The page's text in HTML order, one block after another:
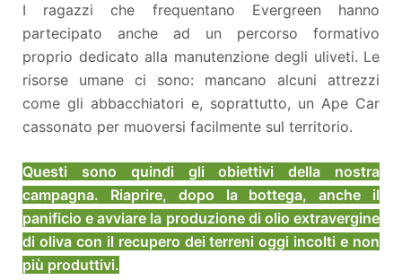
I ragazzi che frequentano Evergreen hanno
partecipato anche ad un percorso formativo
proprio dedicato alla manutenzione degli uliveti. Le
risorse umane ci sono: mancano alcuni attrezzi
come gli abbacchiatori e, soprattutto, un Ape Car
cassonato per muoversi facilmente sul territorio.
Questi sono quindi gli obiettivi della nostra
campagna. Riaprire, dopo la bottega, anche il
panificio e avviare la produzione di olio extravergine
di oliva con il recupero dei terreni oggi incolti e non
più produttivi.